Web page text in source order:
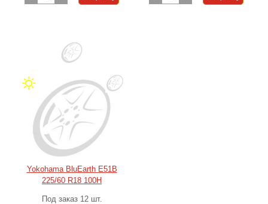
Yokohama BluEarth E51B
225/60 R18 100H
Под заказ 12 шт.